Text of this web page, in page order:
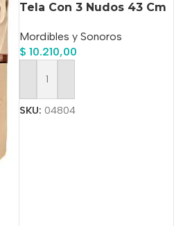
Tela Con 3 Nudos 43 Cm
Mordibles y Sonoros
$ 10.210,00
Añadir Al Carrito
SKU: 04804